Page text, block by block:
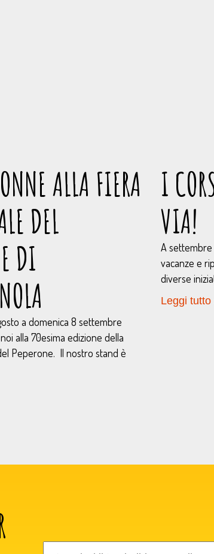
ALLA FIERA
DEL
DI
a domenica 8 settembre
alla 70esima edizione della
Peperone. Il nostro stand è
I
VIA!
A settembre
vacanze e
diverse
Leggi tutto